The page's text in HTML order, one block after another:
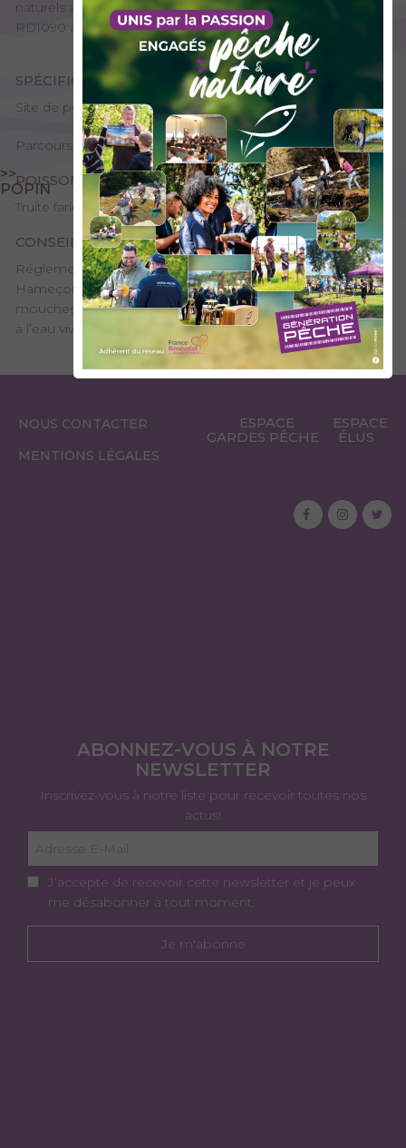
>>
POPIN
naturels autorisés sur ces 1,2 derniers km ( pont de la
RD1090 au pont de la confluence avec l'Isère).
SPÉCIFICITÉS
Site de pêche - 1ère catégorie
Parcours "prendre et relâcher" (no-kill)
POISSONS PRÉSENTS
Truite fario
CONSEILS DE PÊCHE
Réglementation spécifique : Toutes techniques.
Hameçon(s) simple(s) sans ardillon, 2 hameçons ou 3
mouches artificielles. Tout poisson capturé doit être remis
à l’eau vivant immédiatement.
NOUS CONTACTER
MENTIONS LÉGALES
ESPACE
GARDES PÊCHE
ESPACE
ÉLUS
ABONNEZ-VOUS À NOTRE
NEWSLETTER
Inscrivez-vous à notre liste pour recevoir toutes nos
actus!
J’accepte de recevoir cette newsletter et je peux
me désabonner à tout moment.
Je m'abonne